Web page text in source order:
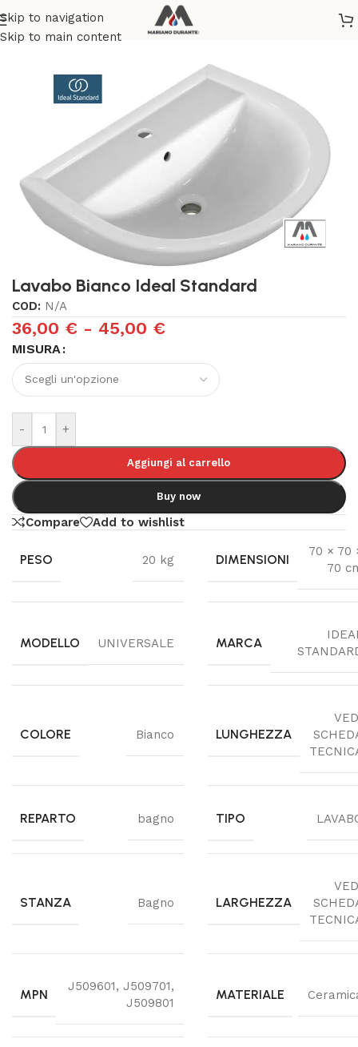
Skip to navigation
Skip to main content
Home/SANITARI/LAVABI
Lavabo Bianco Ideal Standard
COD: N/A
36,00 € - 45,00 €
MISURA
- +
Aggiungi al carrello
Buy now
Compare Add to wishlist
PESO 20 kg DIMENSIONI
70 × 70
70
MODELLO UNIVERSALE MARCA
COLORE Bianco LUNGHEZZA
REPARTO bagno TIPO
STANZA Bagno LARGHEZZA
MPN
J509601, J509701,
J509801
MATERIALE